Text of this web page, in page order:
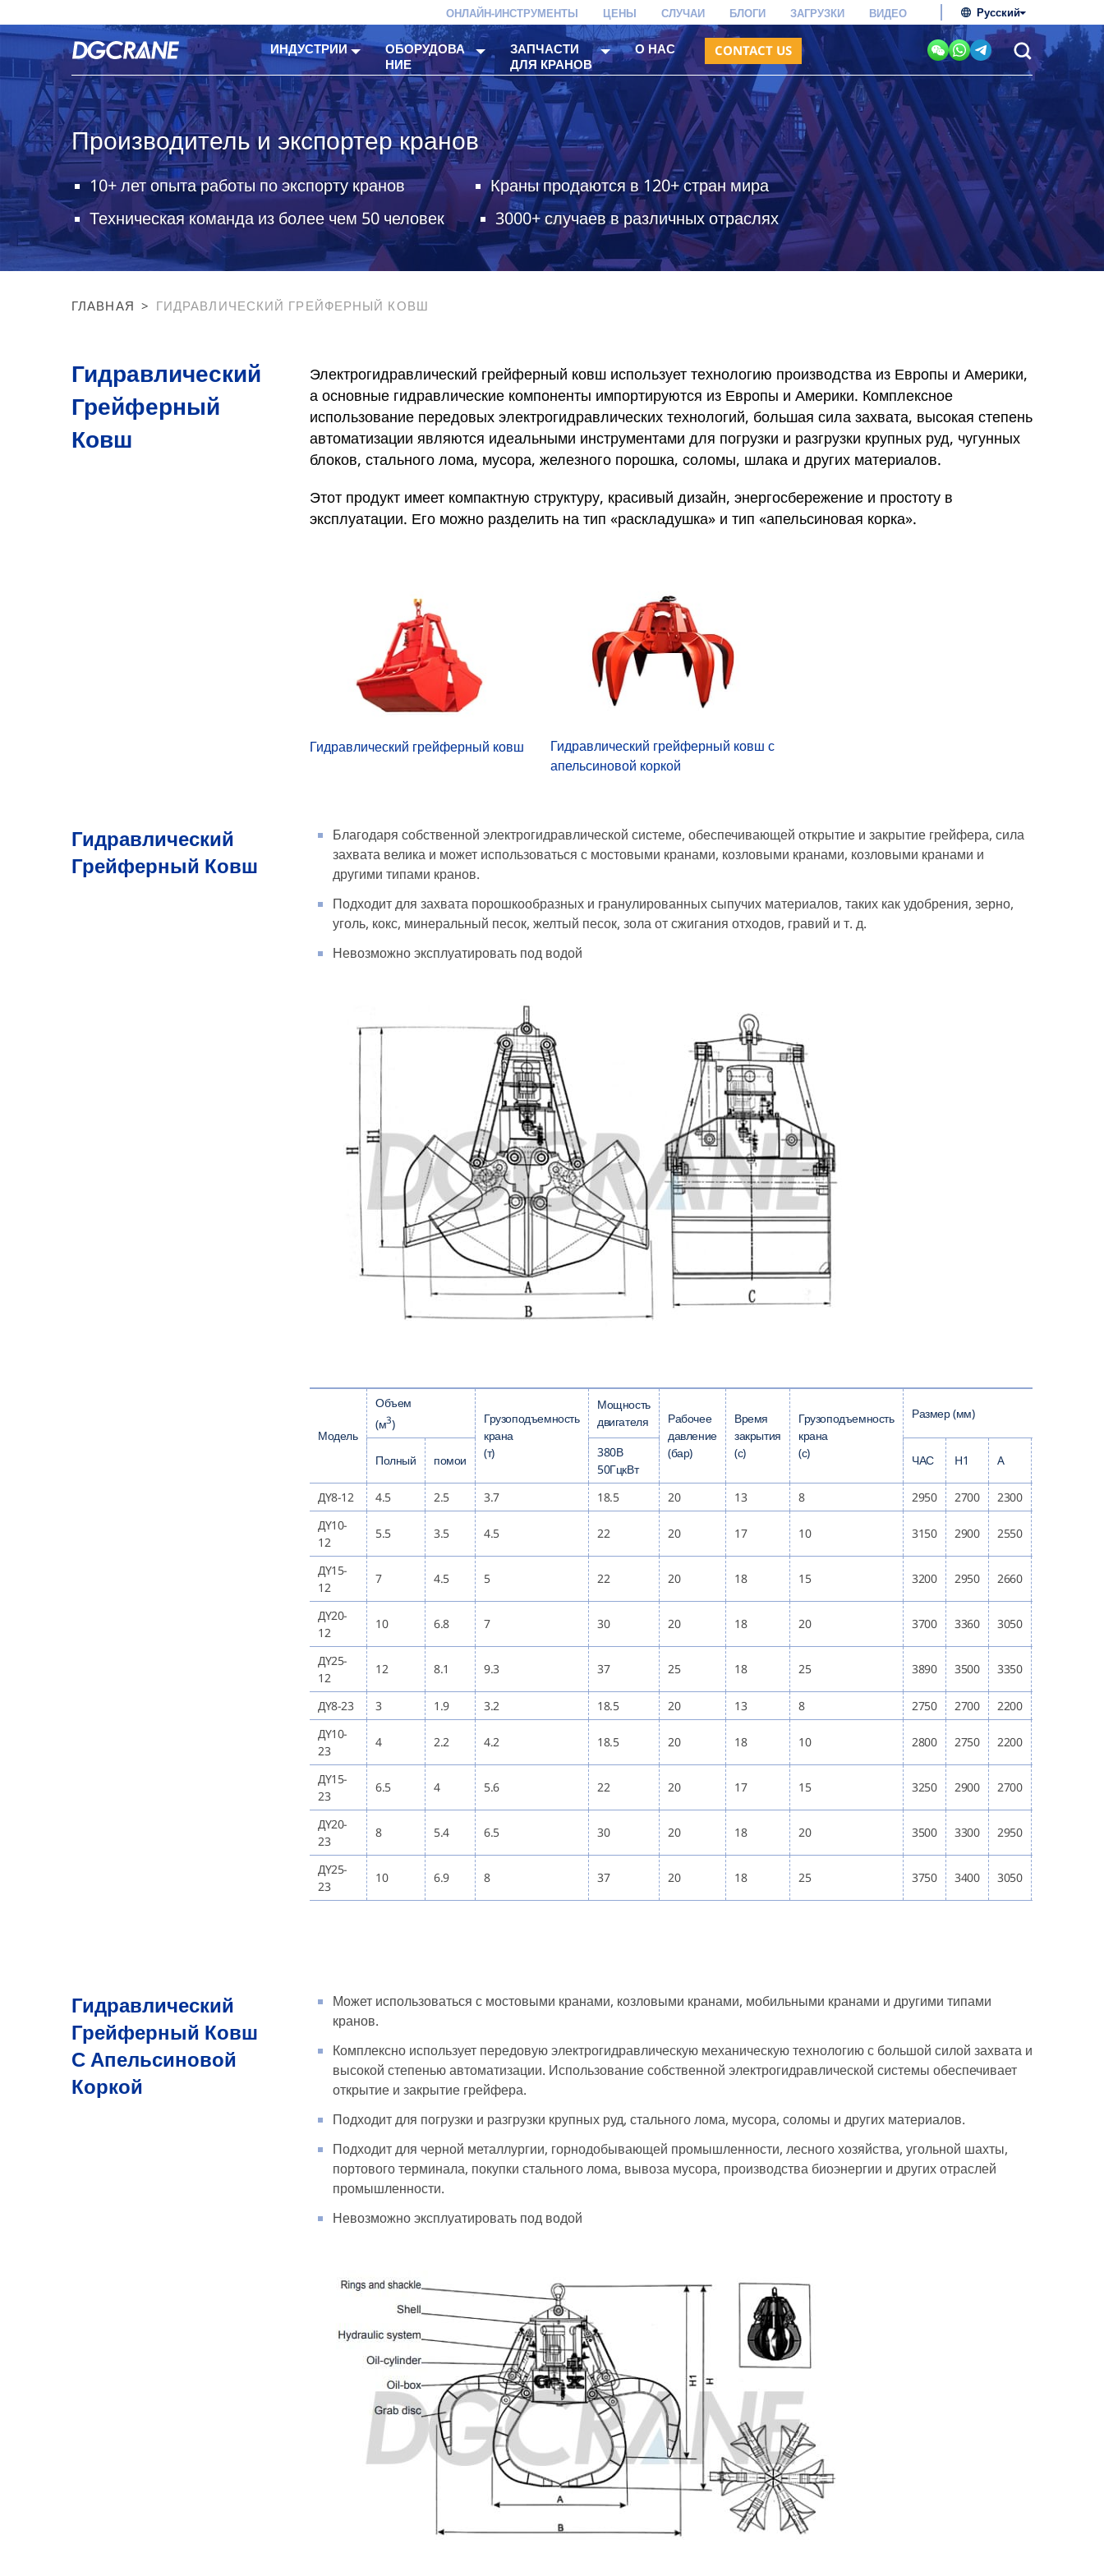
Русский
ОНЛАЙН-ИНСТРУМЕНТЫ ЦЕНЫ СЛУЧАИ БЛОГИ ЗАГРУЗКИ ВИДЕО
ИНДУСТРИИ
ОБОРУДОВА
НИЕ
ЗАПЧАСТИ
ДЛЯ КРАНОВ
О НАС CONTACT US
Производитель и экспортер кранов
10+ лет опыта работы по экспорту кранов
Краны продаются в 120+ стран мира
Техническая команда из более чем 50 человек
3000+ случаев в различных отраслях
ГЛАВНАЯ > ГИДРАВЛИЧЕСКИЙ ГРЕЙФЕРНЫЙ КОВШ
Гидравлический
Грейферный
Ковш
Электрогидравлический грейферный ковш использует технологию производства из Европы и Америки,
а основные гидравлические компоненты импортируются из Европы и Америки. Комплексное
использование передовых электрогидравлических технологий, большая сила захвата, высокая степень
автоматизации являются идеальными инструментами для погрузки и разгрузки крупных руд, чугунных
блоков, стального лома, мусора, железного порошка, соломы, шлака и других материалов.
Этот продукт имеет компактную структуру, красивый дизайн, энергосбережение и простоту в
эксплуатации. Его можно разделить на тип «раскладушка» и тип «апельсиновая корка».
Гидравлический грейферный ковш
Гидравлический грейферный ковш с
апельсиновой коркой
Гидравлический
Грейферный Ковш
Благодаря собственной электрогидравлической системе, обеспечивающей открытие и закрытие грейфера, сила
захвата велика и может использоваться с мостовыми кранами, козловыми кранами, козловыми кранами и
другими типами кранов.
Подходит для захвата порошкообразных и гранулированных сыпучих материалов, таких как удобрения, зерно,
уголь, кокс, минеральный песок, желтый песок, зола от сжигания отходов, гравий и т. д.
Невозможно эксплуатировать под водой
Модель
Объем
(м3)
Грузоподъемность
крана
(т)
Мощность
двигателя
Рабочее
давление
(бар)
Время
закрытия
(с)
Грузоподъемность
крана
(с)
Размер (мм)
Полный помои
380В
50ГцкВт
ЧАС H1 A
ДY8-12 4.5 2.5 3.7 18.5 20 13 8 2950 2700 2300
ДY10-
12
5.5 3.5 4.5 22 20 17 10 3150 2900 2550
ДY15-
12
7 4.5 5 22 20 18 15 3200 2950 2660
ДY20-
12
10 6.8 7 30 20 18 20 3700 3360 3050
ДY25-
12
12 8.1 9.3 37 25 18 25 3890 3500 3350
ДY8-23 3 1.9 3.2 18.5 20 13 8 2750 2700 2200
ДY10-
23
4 2.2 4.2 18.5 20 18 10 2800 2750 2200
ДY15-
23
6.5 4 5.6 22 20 17 15 3250 2900 2700
ДY20-
23
8 5.4 6.5 30 20 18 20 3500 3300 2950
ДY25-
23
10 6.9 8 37 20 18 25 3750 3400 3050
Гидравлический
Грейферный Ковш
С Апельсиновой
Коркой
Может использоваться с мостовыми кранами, козловыми кранами, мобильными кранами и другими типами
кранов.
Комплексно использует передовую электрогидравлическую механическую технологию с большой силой захвата и
высокой степенью автоматизации. Использование собственной электрогидравлической системы обеспечивает
открытие и закрытие грейфера.
Подходит для погрузки и разгрузки крупных руд, стального лома, мусора, соломы и других материалов.
Подходит для черной металлургии, горнодобывающей промышленности, лесного хозяйства, угольной шахты,
портового терминала, покупки стального лома, вывоза мусора, производства биоэнергии и других отраслей
промышленности.
Невозможно эксплуатировать под водой